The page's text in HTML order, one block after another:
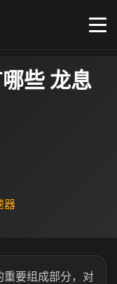
些 龙息
器
要组成部分，对